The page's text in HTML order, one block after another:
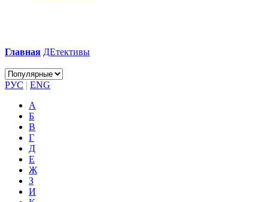
Главная ДЕтективы
РУС | ENG
А
Б
В
Г
Д
Е
Ж
З
И